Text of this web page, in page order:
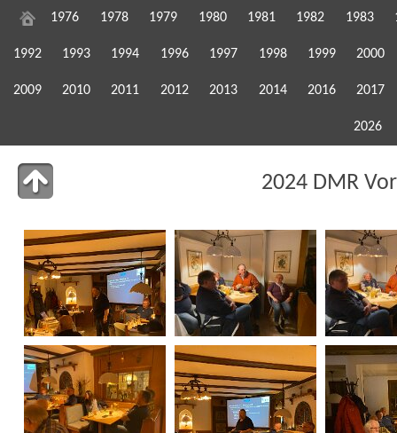
1976 1978 1979 1980 1981 1982 1983
1992 1993 1994 1996 1997 1998 1999 2000
2009 2010 2011 2012 2013 2014 2016 2017
2026
2024 DMR